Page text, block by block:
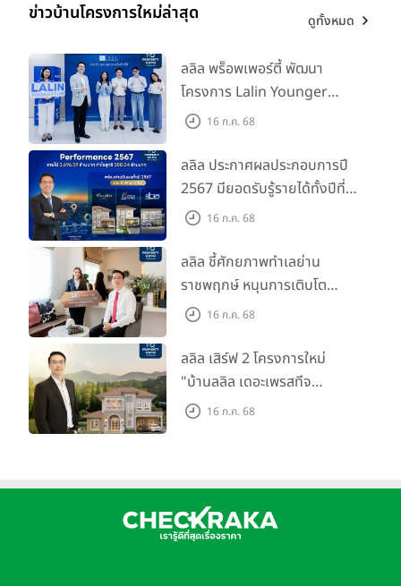
ข่าวบ้านโครงการใหม่ล่าสุด ดูทั้งหมด
ลลิล พร็อพเพอร์ตี้ พัฒนา
โครงการ Lalin Younger
Club ส่งเสริมผู้นำรุ่นใหม่
16 ก.ค. 68
ลลิล ประกาศผลประกอบการปี
2567 มียอดรับรู้รายได้ทั้งปีที่
3,696.59 ล้านบาท กำไรสุทธิ
ปันผลทั้งปี 2567 รวม 0.34
บาท/หุ้น
16 ก.ค. 68
ลลิล ชี้ศักยภาพทำเลย่าน
ราชพฤกษ์ หนุนการเติบโต
ตลาดที่อยู่อาศัย พร้อมเปิดตัว
ราชพฤกษ์-345" มูลค่า 600
ลบ.
16 ก.ค. 68
ลลิล เสิร์ฟ 2 โครงการใหม่
"บ้านลลิล เดอะเพรสทีจ
ราชบุรี" และ "ไลโอ ราชบุรี"
16 ก.ค. 68